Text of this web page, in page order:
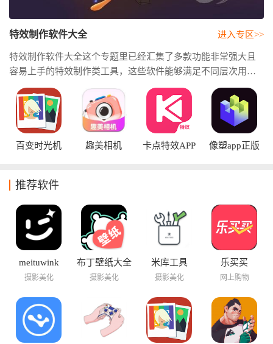
特效制作软件大全
特效制作软件大全这个专题里已经汇集了多款功能非常强大且
容易上手的特效制作类工具，这些软件能够满足不同层次用户
的特效创作需求。这些软件通常可以支持镜头特效、音乐特
效、动画转场等多种不同效果的处理，让普通的素材也能轻松
呈现出一种更具视觉冲击力的画面表现。无论用户是短视频创
作者还是日常记录爱好者，都可以通过这类软件所内置的模板
与编辑功能快速去完成作品上的制作，也无需什么复杂的剪辑
进入专区>>
百变时光机 趣美相机 卡点特效APP 像塑app正版
推荐软件
meituwink
摄影美化
布丁壁纸大全
摄影美化
米库工具
摄影美化
乐买买
网上购物